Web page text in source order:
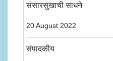
संसारसुखाची साधने
20 August 2022
संपादकीय